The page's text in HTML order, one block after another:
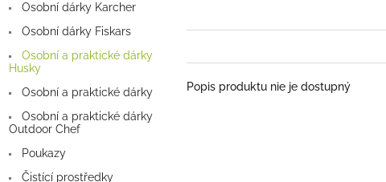
Osobní dárky Karcher
Osobní dárky Fiskars
Osobní a praktické dárky
Husky
Osobní a praktické dárky
Osobní a praktické dárky
Outdoor Chef
Poukazy
Čistící prostředky
Popis produktu nie je dostupný